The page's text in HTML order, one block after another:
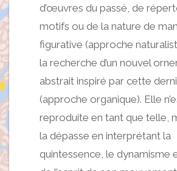
d’œuvres du passé, de
motifs ou de la nature de
figurative (approche
la recherche d’un nouvel
abstrait inspiré par cette
(approche organique). Elle
reproduite en tant que telle,
la dépasse en interprétant la
quintessence, le dynamisme